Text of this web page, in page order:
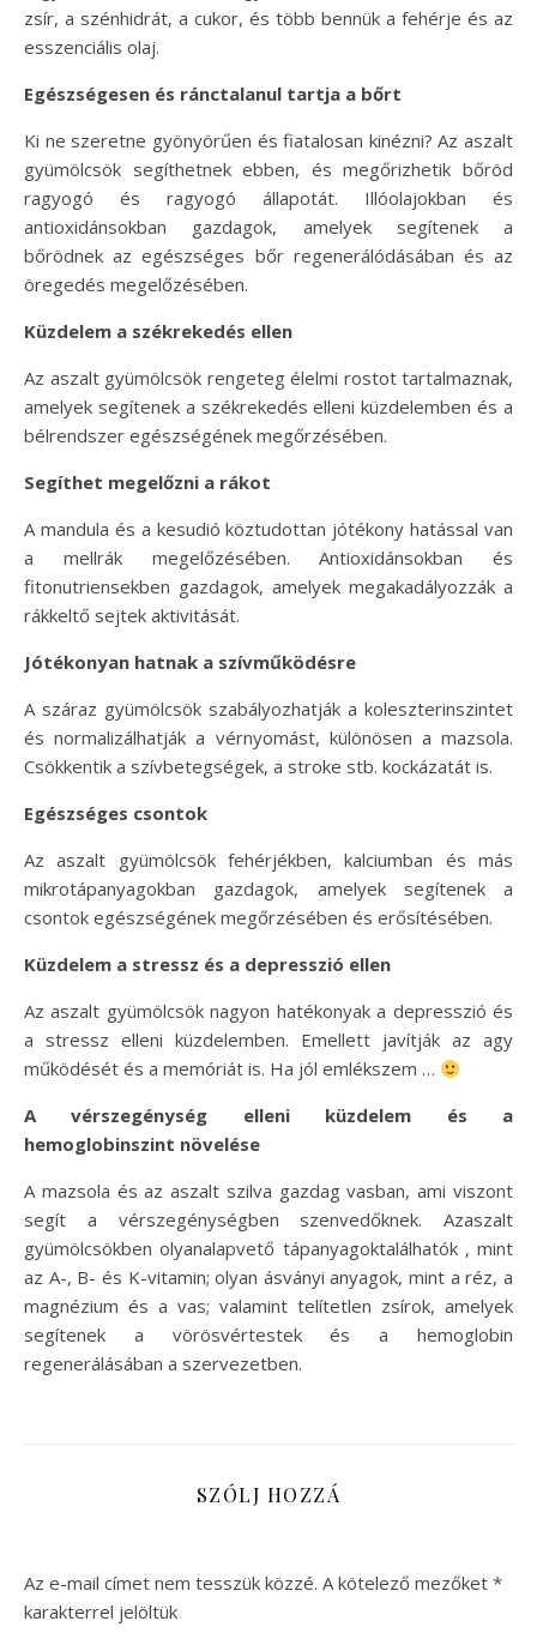
zsír, a szénhidrát, a cukor, és több bennük a fehérje és az
esszenciális olaj.
Egészségesen és ránctalanul tartja a bőrt
Ki ne szeretne gyönyörűen és fiatalosan kinézni? Az aszalt
gyümölcsök segíthetnek ebben, és megőrizhetik bőröd
ragyogó és ragyogó állapotát. Illóolajokban és
antioxidánsokban gazdagok, amelyek segítenek a
bőrödnek az egészséges bőr regenerálódásában és az
öregedés megelőzésében.
Küzdelem a székrekedés ellen
Az aszalt gyümölcsök rengeteg élelmi rostot tartalmaznak,
amelyek segítenek a székrekedés elleni küzdelemben és a
bélrendszer egészségének megőrzésében.
Segíthet megelőzni a rákot
A mandula és a kesudió köztudottan jótékony hatással van
a mellrák megelőzésében. Antioxidánsokban és
fitonutriensekben gazdagok, amelyek megakadályozzák a
rákkeltő sejtek aktivitását.
Jótékonyan hatnak a szívműködésre
A száraz gyümölcsök szabályozhatják a koleszterinszintet
és normalizálhatják a vérnyomást, különösen a mazsola.
Csökkentik a szívbetegségek, a stroke stb. kockázatát is.
Egészséges csontok
Az aszalt gyümölcsök fehérjékben, kalciumban és más
mikrotápanyagokban gazdagok, amelyek segítenek a
csontok egészségének megőrzésében és erősítésében.
Küzdelem a stressz és a depresszió ellen
Az aszalt gyümölcsök nagyon hatékonyak a depresszió és
a stressz elleni küzdelemben. Emellett javítják az agy
működését és a memóriát is. Ha jól emlékszem …
A vérszegénység elleni küzdelem és a
hemoglobinszint növelése
A mazsola és az aszalt szilva gazdag vasban, ami viszont
segít a vérszegénységben szenvedőknek. Azaszalt
gyümölcsökben olyanalapvető tápanyagoktalálhatók , mint
az A-, B- és K-vitamin; olyan ásványi anyagok, mint a réz, a
magnézium és a vas; valamint telítetlen zsírok, amelyek
segítenek a vörösvértestek és a hemoglobin
regenerálásában a szervezetben.
SZÓLJ HOZZÁ
Az e-mail címet nem tesszük közzé. A kötelező mezőket *
karakterrel jelöltük